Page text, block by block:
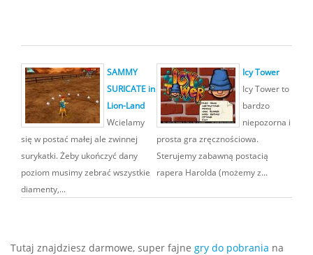
SAMMY
SURICATE in
Lion-Land
Wcielamy
się w postać małej ale zwinnej
surykatki. Żeby ukończyć dany
poziom musimy zebrać wszystkie
diamenty,...
Icy Tower
Icy Tower to
bardzo
niepozorna i
prosta gra zręcznościowa.
Sterujemy zabawną postacią
rapera Harolda (możemy z...
Tutaj znajdziesz darmowe, super fajne gry do pobrania na